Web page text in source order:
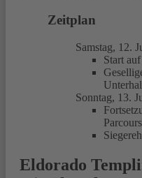
Zeitplan
Samstag, 12.
Start
Sonntag, 13.
Parcours
Eldorado